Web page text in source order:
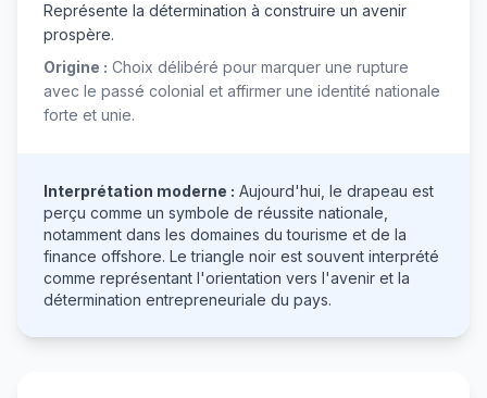
Représente la détermination à construire un avenir
prospère.
Origine : Choix délibéré pour marquer une rupture
avec le passé colonial et affirmer une identité nationale
forte et unie.
Interprétation moderne : Aujourd'hui, le drapeau est
perçu comme un symbole de réussite nationale,
notamment dans les domaines du tourisme et de la
finance offshore. Le triangle noir est souvent interprété
comme représentant l'orientation vers l'avenir et la
détermination entrepreneuriale du pays.